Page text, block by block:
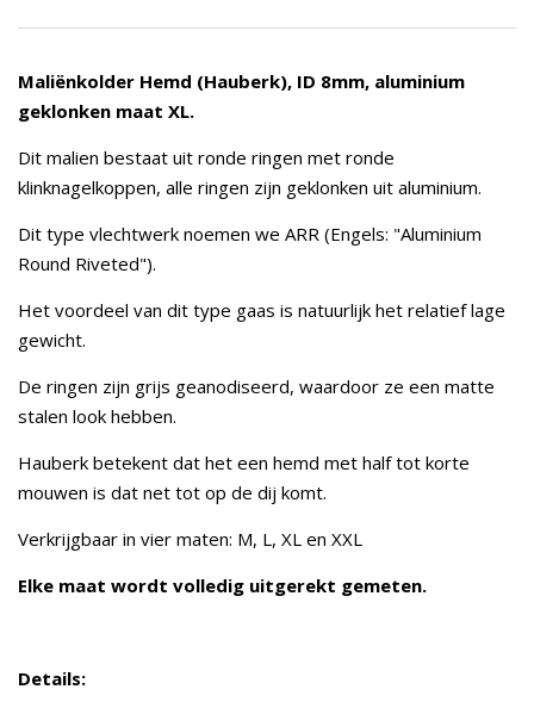
Maliënkolder Hemd (Hauberk), ID 8mm, aluminium
geklonken maat XL.
Dit malien bestaat uit ronde ringen met ronde
klinknagelkoppen, alle ringen zijn geklonken uit aluminium.
Dit type vlechtwerk noemen we ARR (Engels: "Aluminium
Round Riveted").
Het voordeel van dit type gaas is natuurlijk het relatief lage
gewicht.
De ringen zijn grijs geanodiseerd, waardoor ze een matte
stalen look hebben.
Hauberk betekent dat het een hemd met half tot korte
mouwen is dat net tot op de dij komt.
Verkrijgbaar in vier maten: M, L, XL en XXL
Elke maat wordt volledig uitgerekt gemeten.
Details: